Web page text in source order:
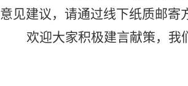
意见建议，请通过线下纸质邮寄
欢迎大家积极建言献策，我